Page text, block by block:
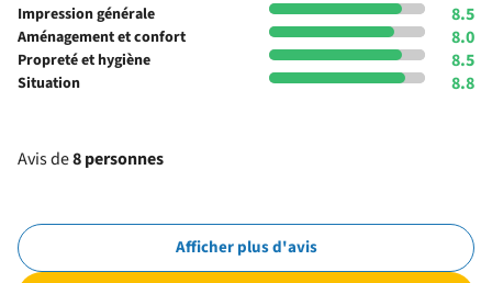
Impression générale 8.5
Aménagement et confort 8.0
Propreté et hygiène 8.5
Situation 8.8
Avis de8 personnes
Afficher plus d'avis